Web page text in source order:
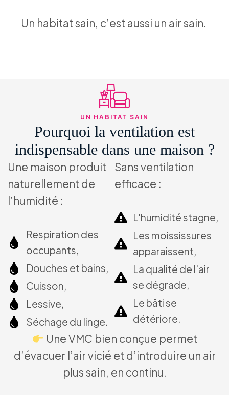
Un habitat sain, c’est aussi un air sain.
UN HABITAT SAIN
Pourquoi la ventilation est
indispensable dans une maison ?
Une maison produit
naturellement de
l’humidité :
Respiration des
occupants,
Douches et bains,
Cuisson,
Lessive,
Séchage du linge.
Sans ventilation
efficace :
L'humidité stagne,
Les moississures
apparaissent,
La qualité de l'air
se dégrade,
Le bâti se
détériore.
Une VMC bien conçue permet
d’évacuer l’air vicié et d’introduire un air
plus sain, en continu.